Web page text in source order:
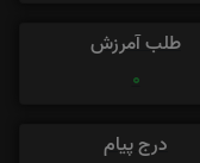
طلب آمرزش
0
درج پیام